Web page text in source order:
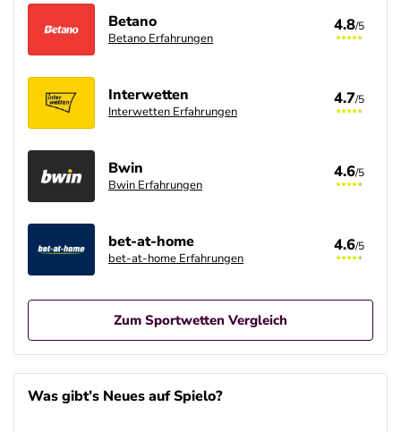
Betano
Betano Erfahrungen
4.8/5
Interwetten
Interwetten Erfahrungen
4.7/5
Bwin
Bwin Erfahrungen
4.6/5
bet-at-home
bet-at-home Erfahrungen
4.6/5
Zum Sportwetten Vergleich
Betano Casino Bonus
100% bis zu 80€
Was gibt’s Neues auf Spielo?